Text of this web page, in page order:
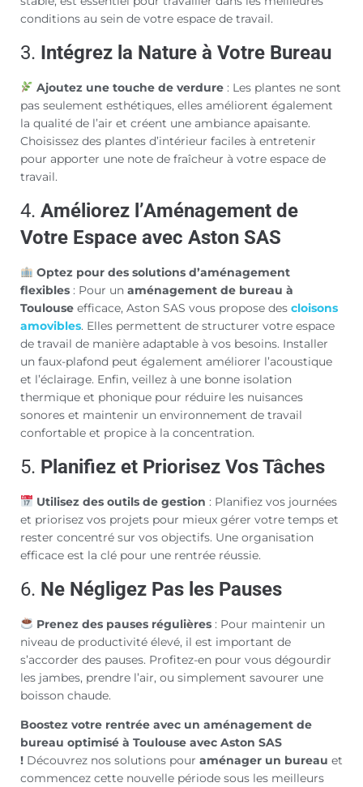
conditions au sein de votre espace de travail.
3. Intégrez la Nature à Votre Bureau
Ajoutez une touche de verdure: Les plantes ne sont
pas seulement esthétiques, elles améliorent également
la qualité de l’air et créent une ambiance apaisante.
Choisissez des plantes d’intérieur faciles à entretenir
pour apporter une note de fraîcheur à votre espace de
travail.
4. Améliorez l’Aménagement de
Votre Espace avec Aston SAS
Optez pour des solutions d’aménagement
flexibles : Pour un aménagement de bureau à
Toulouse efficace, Aston SAS vous propose des cloisons
amovibles. Elles permettent de structurer votre espace
de travail de manière adaptable à vos besoins. Installer
un faux-plafond peut également améliorer l’acoustique
et l’éclairage. Enfin, veillez à une bonne isolation
thermique et phonique pour réduire les nuisances
sonores et maintenir un environnement de travail
confortable et propice à la concentration.
5. Planifiez et Priorisez Vos Tâches
Utilisez des outils de gestion : Planifiez vos journées
et priorisez vos projets pour mieux gérer votre temps et
rester concentré sur vos objectifs. Une organisation
efficace est la clé pour une rentrée réussie.
6. Ne Négligez Pas les Pauses
Prenez des pauses régulières: Pour maintenir un
niveau de productivité élevé, il est important de
s’accorder des pauses. Profitez-en pour vous dégourdir
les jambes, prendre l’air, ou simplement savourer une
boisson chaude.
Boostez votre rentrée avec un aménagement de
bureau optimisé à Toulouse avec Aston SAS
! Découvrez nos solutions pour aménager un bureau et
commencez cette nouvelle période sous les meilleurs